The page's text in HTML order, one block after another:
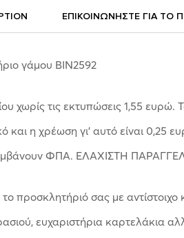
ΕΠΙΚΟΙΝΩΝΗΣΤΕ ΓΙΑ ΤΟ
γάμου ΒΙΝ2592
χωρίς τις εκτυπώσεις 1,55 ευρώ.
και η χρέωση γι’ αυτό είναι 0,25
ΦΠΑ. ΕΛΑΧΙΣΤΗ
προσκλητήριό σας με
ευχαριστήρια καρτελάκια